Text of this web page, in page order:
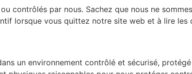
contrôlés par nous. Sachez que nous ne
lorsque vous quittez notre site web et à lire
un environnement contrôlé et sécurisé,